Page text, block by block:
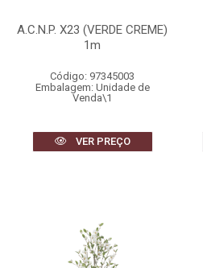
A.C.N.P. X23 (VERDE CREME)
1m
Código: 97345003
Embalagem: Unidade de
Venda\1
VER PREÇO